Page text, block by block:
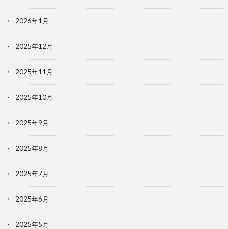
2026年1月
2025年12月
2025年11月
2025年10月
2025年9月
2025年8月
2025年7月
2025年6月
2025年5月